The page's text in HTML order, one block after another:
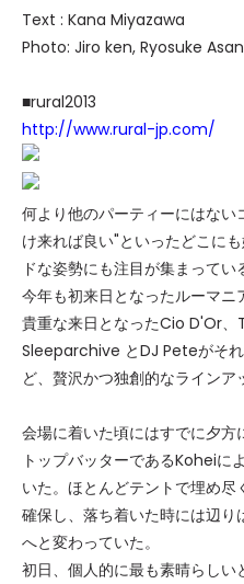
Text : Kana Miyazawa
Photo: Jiro ken, Ryosuke
■rural2013
http://www.rural-jp.com/
何より他のパーティーにはな
け来れば良い"といったどこに
ドな姿勢にも注目が集まってい
今年も初来日となったルーマニ
貴重な来日となったCio D'Or、
Sleeparchive とDJ Peteがそ
ど、贅沢かつ独創的なラインア
会場に着いた頃にはすでに夕
トップバッターであるKoheiに
いた。ほとんどテントで埋め
確保し、落ち着いた時には辺
へと変わっていた。
初日、個人的に最も素晴らし